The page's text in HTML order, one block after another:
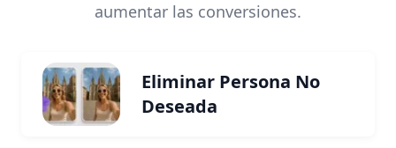
aumentar las conversiones.
Eliminar Persona No
Deseada